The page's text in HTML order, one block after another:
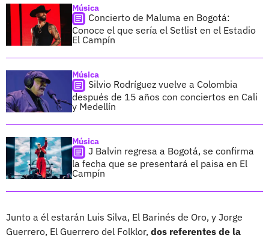
Música
Concierto de Maluma en Bogotá:
Conoce el que sería el Setlist en el Estadio
El Campín
Música
Silvio Rodríguez vuelve a Colombia
después de 15 años con conciertos en Cali
y Medellín
Música
J Balvin regresa a Bogotá, se confirma
la fecha que se presentará el paisa en El
Campín
Junto a él estarán Luis Silva, El Barinés de Oro, y Jorge
Guerrero, El Guerrero del Folklor, dos referentes de la